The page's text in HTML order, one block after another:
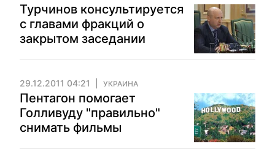
Турчинов консультируется
с главами фракций о
закрытом заседании
29.12.2011 04:21 УКРАИНА
Пентагон помогает
Голливуду "правильно"
снимать фильмы